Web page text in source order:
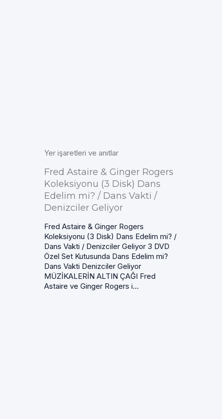
Yer işaretleri ve anıtlar
Fred Astaire & Ginger Rogers
Koleksiyonu (3 Disk) Dans
Edelim mi? / Dans Vakti /
Denizciler Geliyor
Fred Astaire & Ginger Rogers
Koleksiyonu (3 Disk) Dans Edelim mi? /
Dans Vakti / Denizciler Geliyor 3 DVD
Özel Set Kutusunda Dans Edelim mi?
Dans Vakti Denizciler Geliyor
MÜZİKALERİN ALTIN ÇAĞI Fred
Astaire ve Ginger Rogers i...